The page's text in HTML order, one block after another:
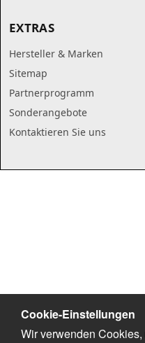
EXTRAS
Hersteller & Marken
Sitemap
Partnerprogramm
Sonderangebote
Kontaktieren Sie uns
Cookie-Einstellungen
Wir verwenden